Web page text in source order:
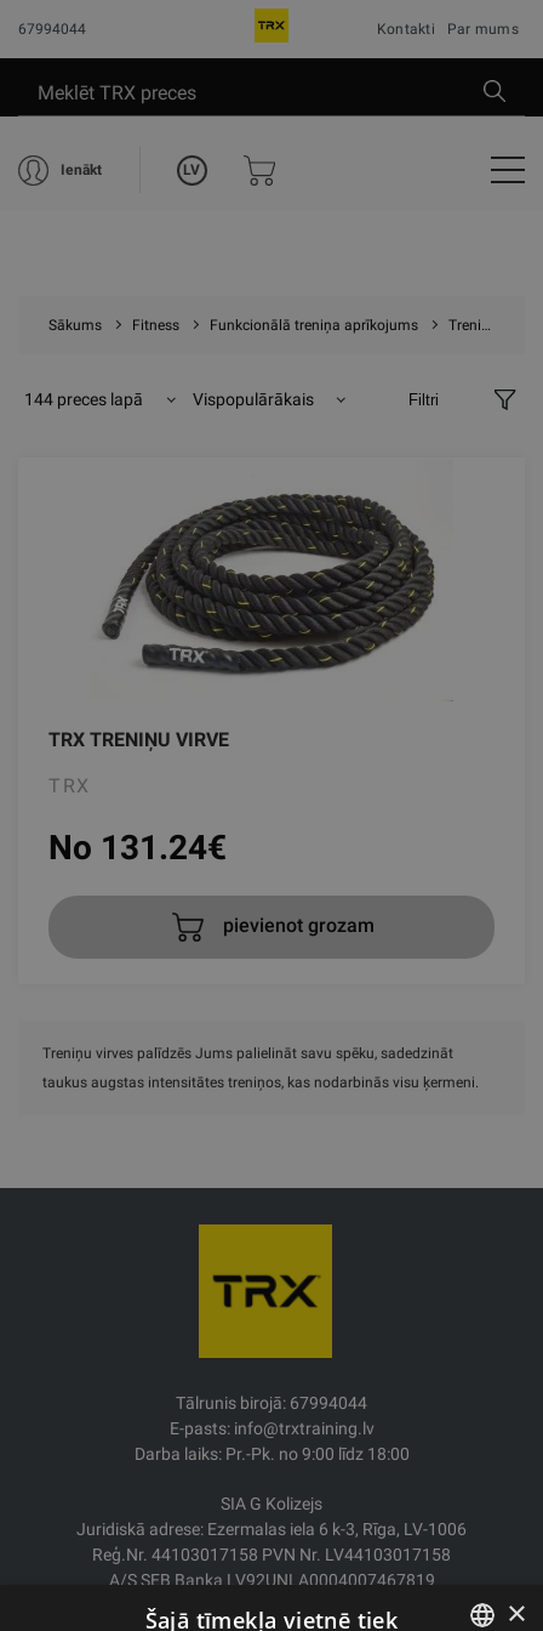
67994044 Kontakti Par mums
Ienākt LV
Sākums Fitness Funkcionālā treniņa aprīkojums Treniņu virves
144 preces lapā Vispopulārākais Filtri
TRX TRENIŅU VIRVE
TRX
No 131.24€
pievienot grozam
Treniņu virves palīdzēs Jums palielināt savu spēku, sadedzināt
taukus augstas intensitātes treniņos, kas nodarbinās visu ķermeni.
Tālrunis birojā: 67994044
E-pasts: info@trxtraining.lv
Darba laiks: Pr.-Pk. no 9:00 līdz 18:00
SIA G Kolizejs
Juridiskā adrese: Ezermalas iela 6 k-3, Rīga, LV-1006
Reģ.Nr. 44103017158 PVN Nr. LV44103017158
A/S SEB Banka LV92UNLA0004007467819
×
Šajā tīmekļa vietnē tiek